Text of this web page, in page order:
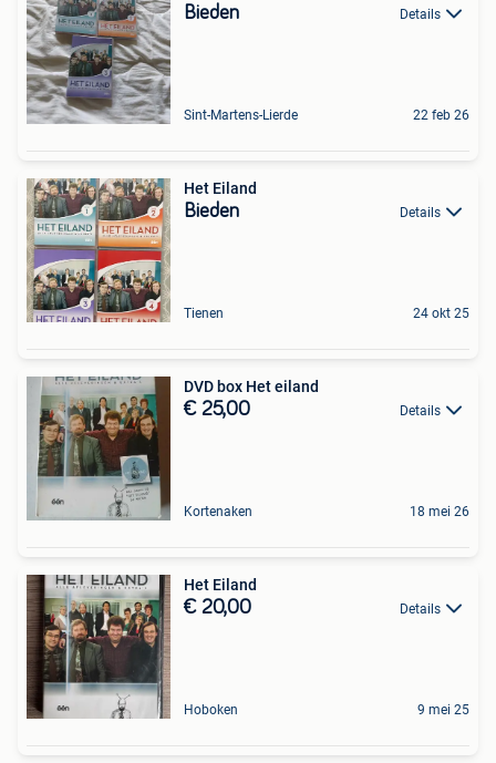
Bieden Details
Sint-Martens-Lierde 22 feb 26
Het Eiland
Bieden Details
Tienen 24 okt 25
DVD box Het eiland
€ 25,00 Details
Kortenaken 18 mei 26
Het Eiland
€ 20,00 Details
Hoboken 9 mei 25